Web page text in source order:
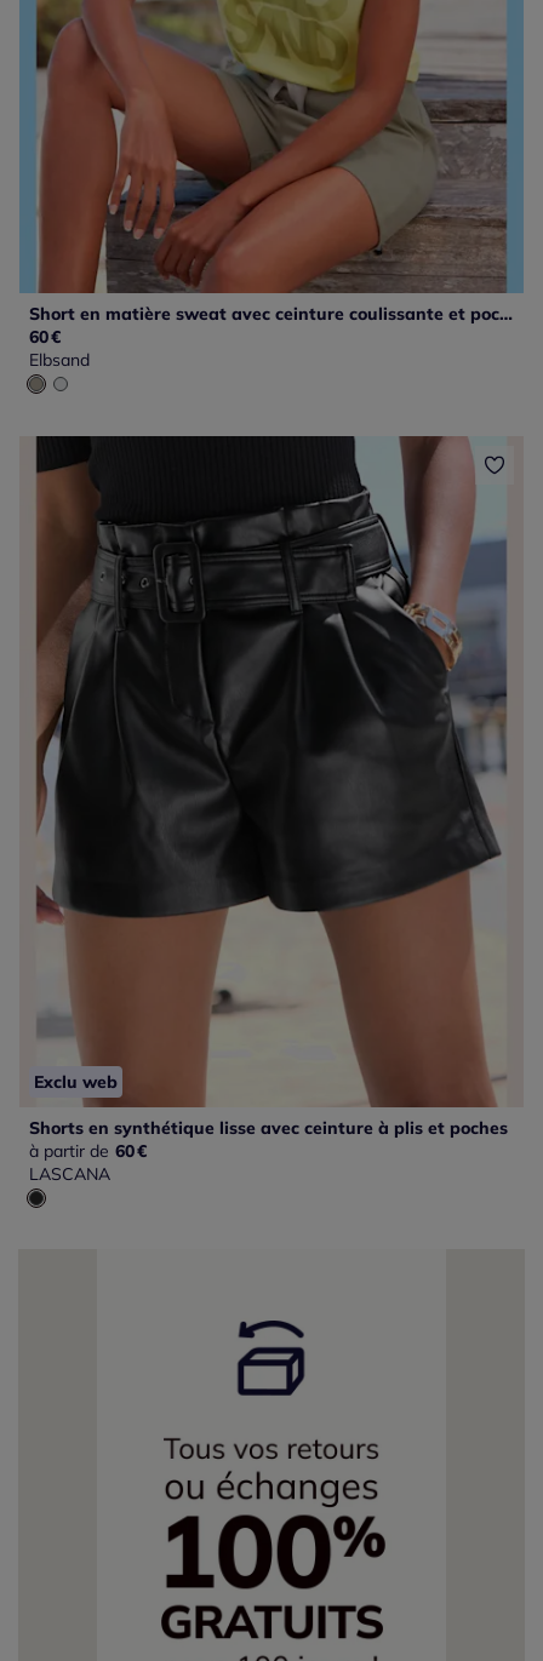
Short en matière sweat avec ceinture coulissante et poches pratiques
60€
Elbsand
Exclu web
Shorts en synthétique lisse avec ceinture à plis et poches
à partir de 60€
LASCANA